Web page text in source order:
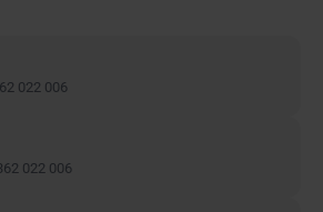
022 006
022 006